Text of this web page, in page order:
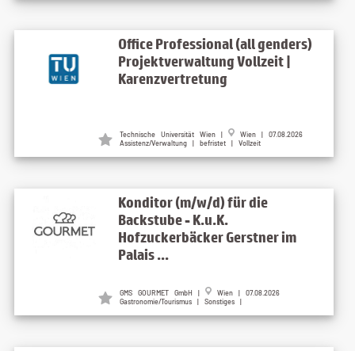
Office Professional (all genders)
Projektverwaltung Vollzeit |
Karenzvertretung
Technische Universität Wien | Wien | 07.08.2026
Assistenz/Verwaltung | befristet | Vollzeit
Konditor (m/w/d) für die
Backstube - K.u.K.
Hofzuckerbäcker Gerstner im
Palais ...
GMS GOURMET GmbH | Wien | 07.08.2026
Gastronomie/Tourismus | Sonstiges |